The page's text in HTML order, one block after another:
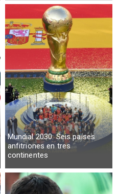
Mundial 2030: Seis países
anfitriones en tres
continentes